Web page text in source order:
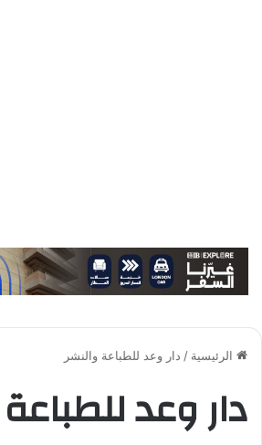
الرئيسية / دار وعد للطباعة والنشر
دار وعد